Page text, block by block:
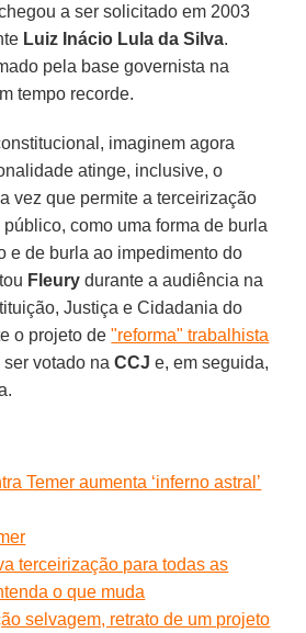
a ser solicitado em 2003
Luiz Inácio Lula da Silva.
pela base governista na
tempo recorde.
imaginem agora
atinge, inclusive, o
vez que permite a terceirização
como uma forma de burla
e de burla ao impedimento do
Fleury durante a audiência na
Justiça e Cidadania do
o projeto de"reforma" trabalhista
ser votado naCCJ e, em seguida,
Temer aumenta ‘inferno astral’
terceirização para todas as
o que muda
selvagem, retrato de um projeto